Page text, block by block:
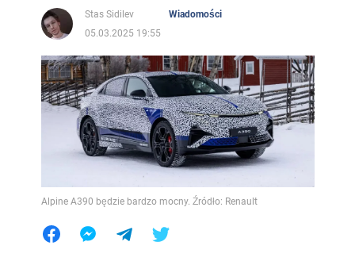
Stas Sidilev
Wiadomości
05.03.2025 19:55
Alpine A390 będzie bardzo mocny. Źródło: Renault